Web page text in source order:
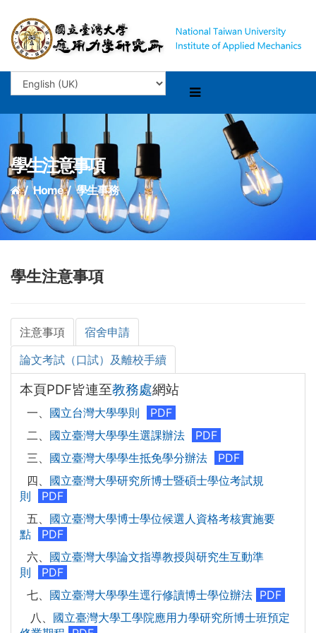
學生注意事項
Home 學生事務
學生注意事項
注意事項
宿舍申請
論文考試（口試）及離校手續
本頁PDF皆連至教務處網站
一、 國立台灣大學學則
PDF
二、 國立臺灣大學學生選課辦法
PDF
三、 國立臺灣大學學生抵免學分辦法
PDF
四、 國立臺灣大學研究所博士暨碩士學位考試規
則
PDF
五、 國立臺灣大學博士學位候選人資格考核實施要
點
PDF
六、 國立臺灣大學論文指導教授與研究生互動準
則
PDF
七、 國立臺灣大學學生逕行修讀博士學位辦法 PDF
八 、 國立臺灣大學工學院應用力學研究所博士班預定